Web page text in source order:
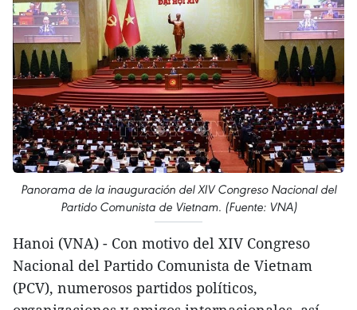
Panorama de la inauguración del XIV Congreso Nacional del
Partido Comunista de Vietnam. (Fuente: VNA)
Hanoi (VNA) - Con motivo del XIV Congreso
Nacional del Partido Comunista de Vietnam
(PCV), numerosos partidos políticos,